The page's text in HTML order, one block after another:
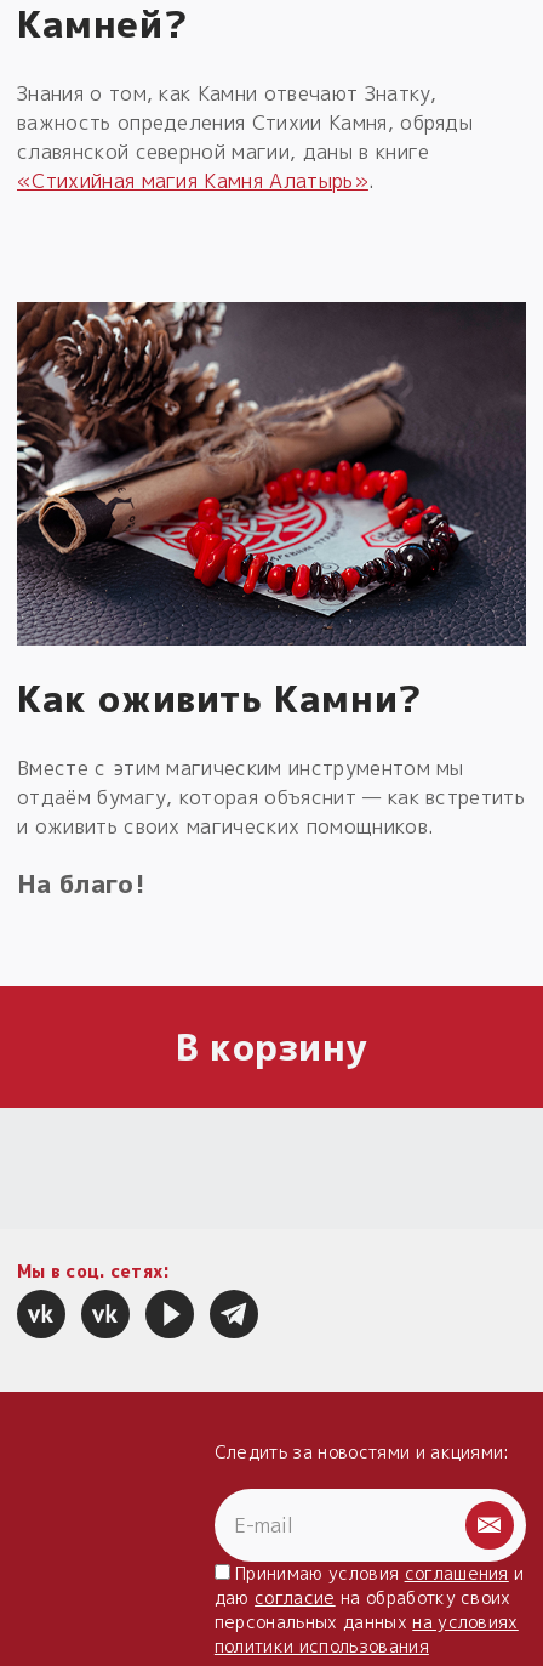
Камней?
Знания о том, как Камни отвечают Знатку,
важность определения Стихии Камня, обряды
славянской северной магии, даны в книге
«Стихийная магия Камня Алатырь».
Как оживить Камни?
Вместе с этим магическим инструментом мы
отдаём бумагу, которая объяснит — как встретить
и оживить своих магических помощников.
На благо!
В корзину
Мы в соц. сетях:
Следить за новостями и акциями:
Принимаю условия соглашения и
даю согласие на обработку своих
персональных данныхна условиях
политики использования